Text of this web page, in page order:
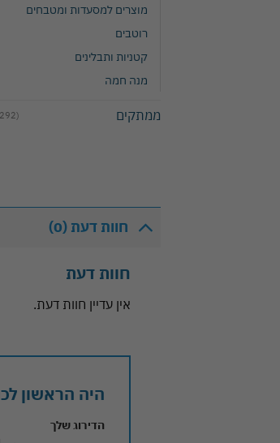
מוצרים למסעדות ומטבחים
רוטבים
קטניות ותבלינים
מנה חמה
ממתקים (292)
חוות דעת (0)
חוות דעת
אין עדיין חוות דעת.
היה הראשון
הדירוג שלך